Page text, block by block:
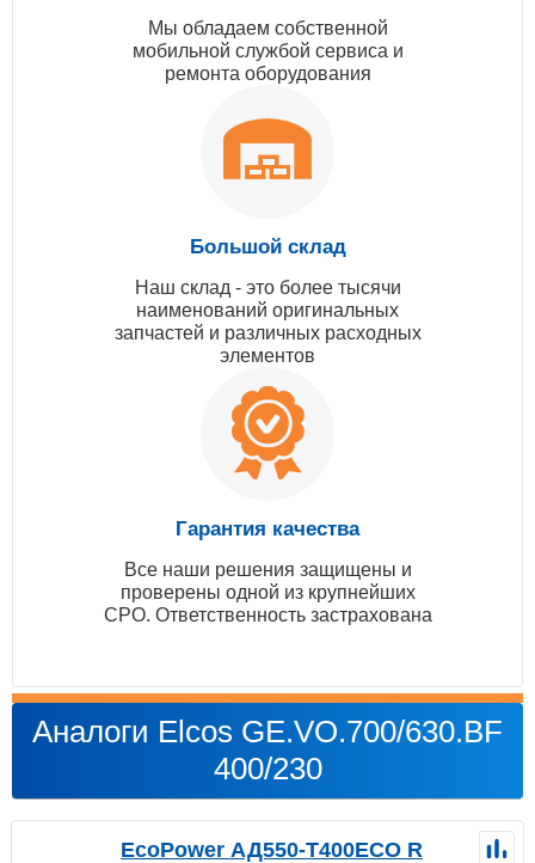
Мы обладаем собственной
мобильной службой сервиса и
ремонта оборудования
Большой склад
Наш склад - это более тысячи
наименований оригинальных
запчастей и различных расходных
элементов
Гарантия качества
Все наши решения защищены и
проверены одной из крупнейших
СРО. Ответственность застрахована
Аналоги Elcos GE.VO.700/630.BF
400/230
EcoPower АД550-T400ECO R